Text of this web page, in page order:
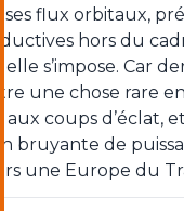
flux orbitaux,
hors du
elle s’impose. Car
une chose rare
coups d’éclat,
bruyante de
une Europe du